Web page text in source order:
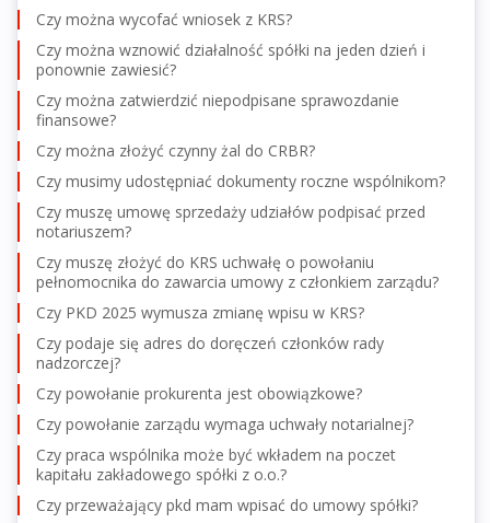
Czy można wycofać wniosek z KRS?
Czy można wznowić działalność spółki na jeden dzień i
ponownie zawiesić?
Czy można zatwierdzić niepodpisane sprawozdanie
finansowe?
Czy można złożyć czynny żal do CRBR?
Czy musimy udostępniać dokumenty roczne wspólnikom?
Czy muszę umowę sprzedaży udziałów podpisać przed
notariuszem?
Czy muszę złożyć do KRS uchwałę o powołaniu
pełnomocnika do zawarcia umowy z członkiem zarządu?
Czy PKD 2025 wymusza zmianę wpisu w KRS?
Czy podaje się adres do doręczeń członków rady
nadzorczej?
Czy powołanie prokurenta jest obowiązkowe?
Czy powołanie zarządu wymaga uchwały notarialnej?
Czy praca wspólnika może być wkładem na poczet
kapitału zakładowego spółki z o.o.?
Czy przeważający pkd mam wpisać do umowy spółki?